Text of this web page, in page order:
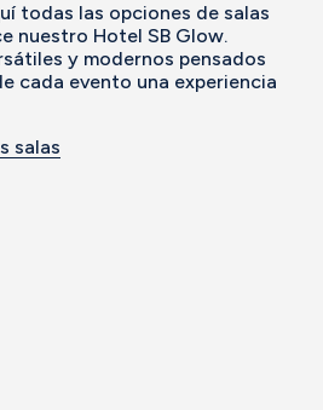
todas las opciones de salas
nuestro Hotel SB Glow.
y modernos pensados
cada evento una experiencia
salas